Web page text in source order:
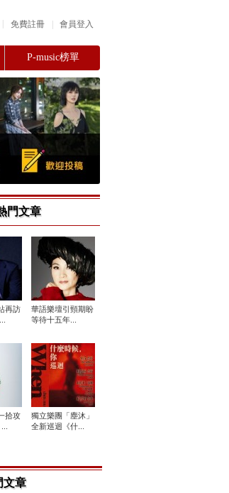
會員登入
免費註冊
P-music榜單
門文章
再訪
華語樂壇引頸期盼
等待十五年...
拾攻
獨立樂團「塵沐」
全新巡迴《什...
文章